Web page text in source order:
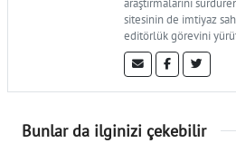
araştırmalarını
sitesinin de imtiyaz
editörlük görevini
Bunlar da ilginizi çekebilir